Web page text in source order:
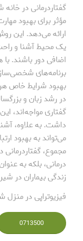
گفتاردرمانی در
مؤثر برای بهبود
ارائه می‌دهد. این
یک محیط آشنا و
اضافی دور باشند.
برنامه‌های
بهبود شرایط خاص
در رشد زبان و
گفتاری مواجه‌اند،
داشت. به علاوه،
می‌تواند به بهبود
مجموع،
درمانی، بلکه به
زندگی بیماران در
فیزیوتراپی در منزل
0713500